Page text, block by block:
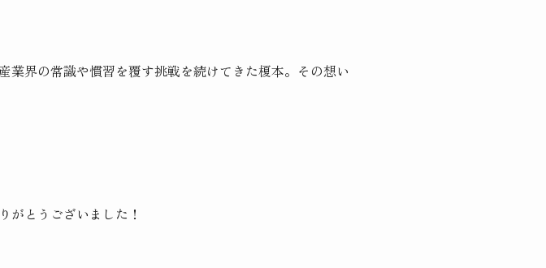
業界の常識や慣習を覆す挑戦を続けてきた榎本。その想い
がとうございました！